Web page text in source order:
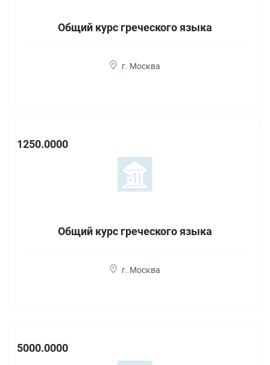
Общий курс греческого языка
г. Москва
1250.0000
Общий курс греческого языка
г. Москва
5000.0000